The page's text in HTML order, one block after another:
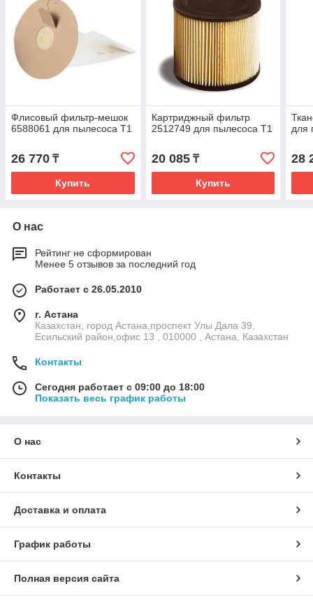
Флисовый фильтр-мешок
6588061 для пылесоса Т1
26 770 ₸
Купить
Картриджный фильтр
2512749 для пылесоса Т1
20 085₸
Купить
для
28
О нас
Рейтинг не сформирован
Менее 5 отзывов за последний год
Работает с 26.05.2010
г. Астана
Казахстан, город Астана,проспект Улы Дала 39,
Есильский район,офис 13 , 010000 , Астана, Казахстан
Контакты
Сегодня работает с 09:00 до 18:00
Показать весь график работы
О нас
Контакты
Доставка и оплата
График работы
Полная версия сайта